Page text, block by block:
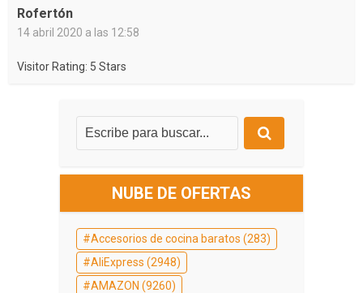
Rofertón
14 abril 2020 a las 12:58
Visitor Rating: 5 Stars
NUBE DE OFERTAS
Accesorios de cocina baratos (283)
AliExpress (2948)
AMAZON (9260)